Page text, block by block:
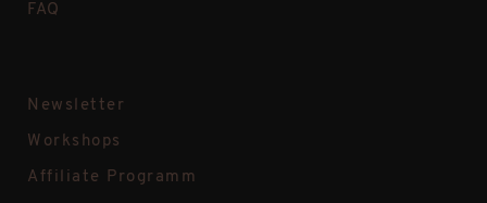
FAQ
Newsletter
Workshops
Affiliate Programm